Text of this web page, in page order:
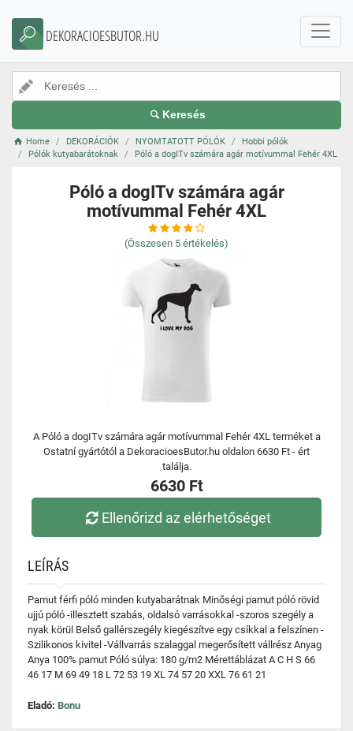
DEKORACIOESBUTOR.HU
Keresés
Home DEKORÁCIÓK NYOMTATOTT PÓLÓK
Hobbi pólók
Pólók kutyabarátoknak
Póló a dogITv számára agár motívummal Fehér 4XL
Póló a dogITv számára agár
motívummal Fehér 4XL
(Összesen 5 értékelés)
A Póló a dogITv számára agár motívummal Fehér 4XL terméket a
Ostatní gyártótól a DekoracioesButor.hu oldalon 6630 Ft - ért
találja.
6630 Ft
Ellenőrizd az elérhetőséget
LEÍRÁS
Pamut férfi póló minden kutyabarátnak Minőségi pamut póló rövid
ujjú póló -illesztett szabás, oldalsó varrásokkal -szoros szegély a
nyak körül Belső gallérszegély kiegészítve egy csíkkal a felszínen -
Szilikonos kivitel -Vállvarrás szalaggal megerősített vállrész Anyag
Anya 100% pamut Póló súlya: 180 g/m2 Mérettáblázat A C H S 66
46 17 M 69 49 18 L 72 53 19 XL 74 57 20 XXL 76 61 21
Eladó: Bonu